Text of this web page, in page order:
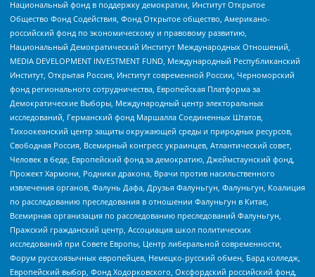
Национальный фонд в поддержку демократии, Институт Открытое
Общество Фонд Содействия, Фонд Открытое общество, Американо-
российский фонд по экономическому и правовому развитию,
Национальный Демократический Институт Международных Отношений,
MEDIA DEVELOPMENT INVESTMENT FUND, Международный Республиканский
Институт, Открытая Россия, Институт современной России, Черноморский
фонд регионального сотрудничества, Европейская Платформа за
Демократические Выборы, Международный центр электоральных
исследований, Германский фонд Маршалла Соединенных Штатов,
Тихоокеанский центр защиты окружающей среды и природных ресурсов,
Свободная Россия, Всемирный конгресс украинцев, Атлантический совет,
Человек в беде, Европейский фонд за демократию, Джеймстаунский фонд,
Прожект Хармони, Родники дракона, Врачи против насильственного
извлечения органов, Фалунь Дафа, Друзья Фалуньгун, Фалуньгун, Коалиция
по расследованию преследования в отношении Фалуньгун в Китае,
Всемирная организация по расследованию преследований Фалуньгун,
Пражский гражданский центр, Ассоциация школ политических
исследований при Совете Европы, Центр либеральной современности,
Форум русскоязычных европейцев, Немецко-русский обмен, Бард колледж,
Европейский выбор, Фонд Ходорковского, Оксфордский российский фонд,